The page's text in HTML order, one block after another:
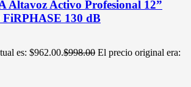
Altavoz Activo Profesional 12”
FiRPHASE 130 dB
es: $962.00.$998.00 El precio original era: